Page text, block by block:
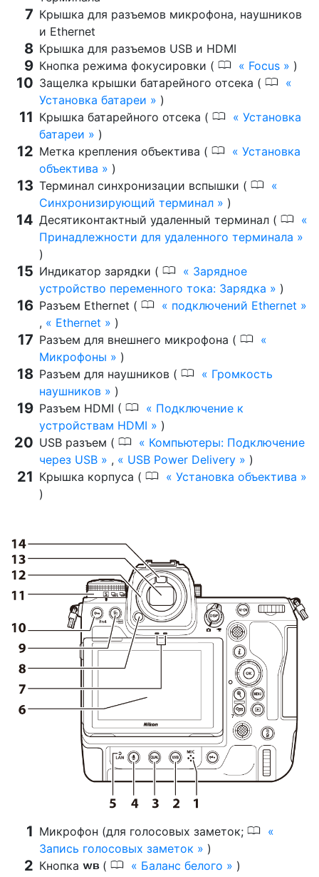
Крышка для разъемов микрофона, наушников
и Ethernet
Крышка для разъемов USB и HDMI
Кнопка режима фокусировки ( 0 Focus
)
Защелка крышки батарейного отсека ( 0
Установка батареи
)
Крышка батарейного отсека ( 0
Установка
батареи
)
Метка крепления объектива ( 0
Установка
объектива
)
Терминал синхронизации вспышки ( 0
Синхронизирующий терминал
)
Десятиконтактный удаленный терминал ( 0
Принадлежности для удаленного терминала
)
Индикатор зарядки ( 0
Зарядное
устройство переменного тока: Зарядка
)
Разъем Ethernet ( 0
подключений Ethernet
,
Ethernet
)
Разъем для внешнего микрофона ( 0
Микрофоны
)
Разъем для наушников ( 0
Громкость
наушников
)
Разъем HDMI ( 0
Подключение к
устройствам HDMI
)
USB разъем ( 0
Компьютеры: Подключение
через USB
, USB Power Delivery
)
Крышка корпуса ( 0
Установка объектива
)
Микрофон (для голосовых заметок; 0
Запись голосовых заметок
)
Кнопка U ( 0 Баланс белого
)